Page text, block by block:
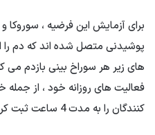
برای آزمایش این فرضیه ،
پوشیدنی متصل شده اند که دم را
های زیر هر سوراخ بینی بازدم می
فعالیت های روزانه خود ، از
کنندگان را به مدت 4 ساعت ثبت کرد.